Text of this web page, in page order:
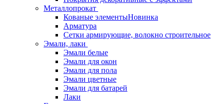
Металлопрокат
Кованые элементыНовинка
Арматура
Сетки армирующие, волокно строительное
Эмали, лаки
Эмали белые
Эмали для окон
Эмали для пола
Эмали цветные
Эмали для батарей
Лаки